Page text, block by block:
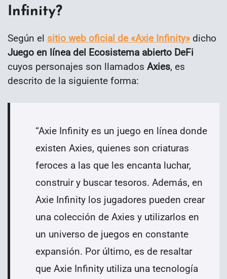
Infinity?
Según el sitio web oficial de «Axie Infinity» dicho
Juego en línea del Ecosistema abierto DeFi
cuyos personajes son llamados Axies, es
descrito de la siguiente forma:
“Axie Infinity es un juego en línea donde
existen Axies, quienes son criaturas
feroces a las que les encanta luchar,
construir y buscar tesoros. Además, en
Axie Infinity los jugadores pueden crear
una colección de Axies y utilizarlos en
un universo de juegos en constante
expansión. Por último, es de resaltar
que Axie Infinity utiliza una tecnología